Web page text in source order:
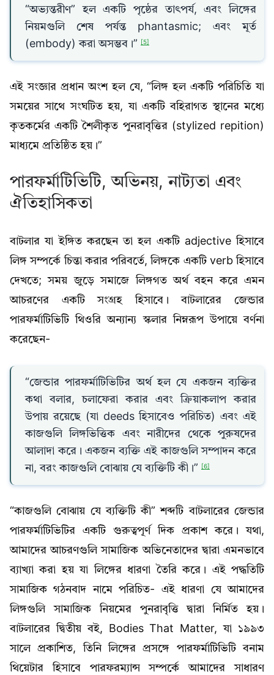
“অভ্যন্তরীণ” হল একটি পৃষ্ঠের তাৎপর্য, এবং লিঙ্গের
নিয়মগুলি শেষ পর্যন্ত phantasmic; এবং মূর্ত
(embody) করা অসম্ভব।”
[5]
এই সংজ্ঞার প্রধান অংশ হল যে, “লিঙ্গ হল একটি পরিচিতি যা
সময়ের সাথে সংঘটিত হয়, যা একটি বহিরাগত স্থানের মধ্যে
কৃতকর্মের একটি শৈলীকৃত পুনরাবৃত্তির (stylized repition)
মাধ্যমে প্রতিষ্ঠিত হয়।”
পারফর্মাটিভিটি, অভিনয়, নাট্যতা এবং
ঐতিহাসিকতা
বাটলার যা ইঙ্গিত করছেন তা হল একটি adjective হিসাবে
লিঙ্গ সম্পর্কে চিন্তা করার পরিবর্তে, লিঙ্গকে একটি verb হিসাবে
দেখতে; সময় জুড়ে সমাজে লিঙ্গগত অর্থ বহন করে এমন
আচরণের একটি সংগ্রহ হিসাবে। বাটলারের জেন্ডার
পারফর্মাটিভিটি থিওরি অন্যান্য স্কলার নিম্নরূপ উপায়ে বর্ণনা
করেছেন-
“জেন্ডার পারফর্মাটিভিটির অর্থ হল যে একজন ব্যক্তির
কথা বলার, চলাফেরা করার এবং ক্রিয়াকলাপ করার
উপায় রয়েছে (যা deeds হিসাবেও পরিচিত) এবং এই
কাজগুলি লিঙ্গভিত্তিক এবং নারীদের থেকে পুরুষদের
আলাদা করে। একজন ব্যক্তি এই কাজগুলি সম্পাদন করে
না, বরং কাজগুলি বোঝায় যে ব্যক্তিটি কী।”
[6]
“কাজগুলি বোঝায় যে ব্যক্তিটি কী” শব্দটি বাটলারের জেন্ডার
পারফর্মাটিভিটির একটি গুরুত্বপূর্ণ দিক প্রকাশ করে। যথা,
আমাদের আচরণগুলি সামাজিক অভিনেতাদের দ্বারা এমনভাবে
ব্যাখ্যা করা হয় যা লিঙ্গের ধারণা তৈরি করে। এই পদ্ধতিটি
সামাজিক গঠনবাদ নামে পরিচিত- এই ধারণা যে আমাদের
লিঙ্গগুলি সামাজিক নিয়মের পুনরাবৃত্তি দ্বারা নির্মিত হয়।
বাটলারের দ্বিতীয় বই, Bodies That Matter, যা ১৯৯৩
সালে প্রকাশিত, তিনি লিঙ্গের প্রসঙ্গে পারফর্মাটিভিটি বনাম
থিয়েটার হিসাবে পারফরম্যান্স সম্পর্কে আমাদের সাধারণ